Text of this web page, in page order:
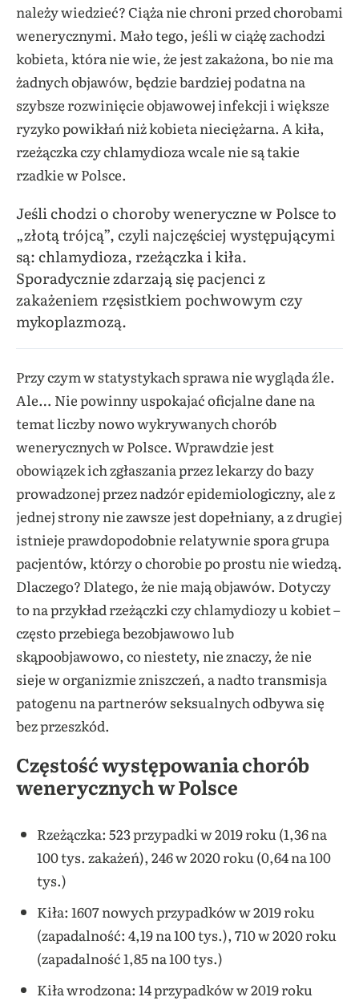
należy wiedzieć? Ciąża nie chroni przed chorobami
wenerycznymi. Mało tego, jeśli w ciążę zachodzi
kobieta, która nie wie, że jest zakażona, bo nie ma
żadnych objawów, będzie bardziej podatna na
szybsze rozwinięcie objawowej infekcji i większe
ryzyko powikłań niż kobieta nieciężarna. A kiła,
rzeżączka czy chlamydioza wcale nie są takie
rzadkie w Polsce.
Jeśli chodzi o choroby weneryczne w Polsce to
„złotą trójcą”, czyli najczęściej występującymi
są: chlamydioza, rzeżączka i kiła.
Sporadycznie zdarzają się pacjenci z
zakażeniem rzęsistkiem pochwowym czy
mykoplazmozą.
Przy czym w statystykach sprawa nie wygląda źle.
Ale… Nie powinny uspokajać oficjalne dane na
temat liczby nowo wykrywanych chorób
wenerycznych w Polsce. Wprawdzie jest
obowiązek ich zgłaszania przez lekarzy do bazy
prowadzonej przez nadzór epidemiologiczny, ale z
jednej strony nie zawsze jest dopełniany, a z drugiej
istnieje prawdopodobnie relatywnie spora grupa
pacjentów, którzy o chorobie po prostu nie wiedzą.
Dlaczego? Dlatego, że nie mają objawów. Dotyczy
to na przykład rzeżączki czy chlamydiozy u kobiet –
często przebiega bezobjawowo lub
skąpoobjawowo, co niestety, nie znaczy, że nie
sieje w organizmie zniszczeń, a nadto transmisja
patogenu na partnerów seksualnych odbywa się
bez przeszkód.
Częstość występowania chorób
wenerycznych w Polsce
Rzeżączka: 523 przypadki w 2019 roku (1,36 na
100 tys. zakażeń), 246 w 2020 roku (0,64 na 100
tys.)
Kiła: 1607 nowych przypadków w 2019 roku
(zapadalność: 4,19 na 100 tys.), 710 w 2020 roku
(zapadalność 1,85 na 100 tys.)
Kiła wrodzona: 14 przypadków w 2019 roku